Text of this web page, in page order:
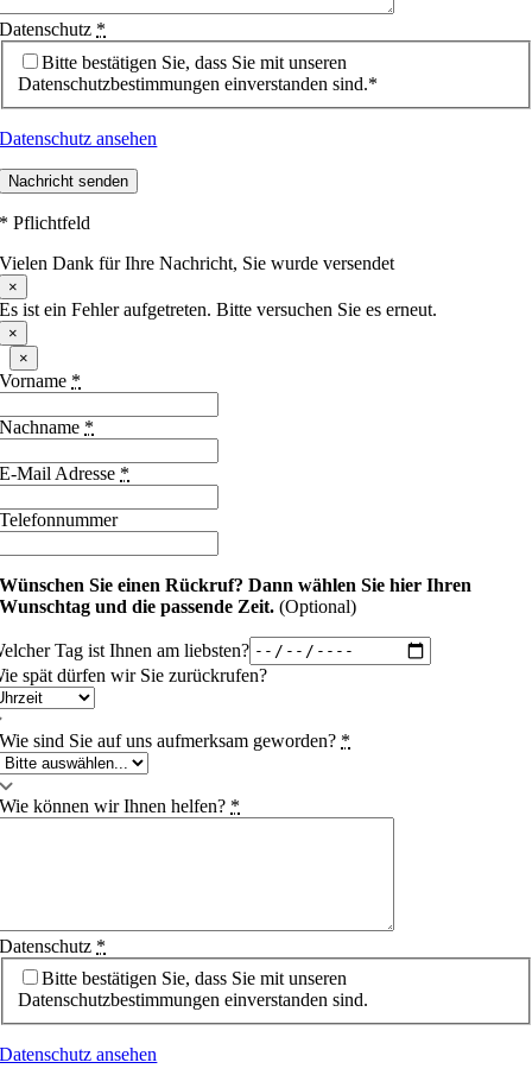
Datenschutz *
Bitte bestätigen Sie, dass Sie mit unseren
Datenschutzbestimmungen einverstanden sind.*
Datenschutz ansehen
Nachricht senden
* Pflichtfeld
Vielen Dank für Ihre Nachricht, Sie wurde versendet
×
Es ist ein Fehler aufgetreten. Bitte versuchen Sie es erneut.
×
×
Vorname *
Nachname *
E-Mail Adresse *
Telefonnummer
Wünschen Sie einen Rückruf? Dann wählen Sie hier Ihren
Wunschtag und die passende Zeit.(Optional)
Tag ist Ihnen am liebsten?
spät dürfen wir Sie zurückrufen?
Wie sind Sie auf uns aufmerksam geworden? *
Wie können wir Ihnen helfen? *
Datenschutz *
Bitte bestätigen Sie, dass Sie mit unseren
Datenschutzbestimmungen einverstanden sind.
Datenschutz ansehen